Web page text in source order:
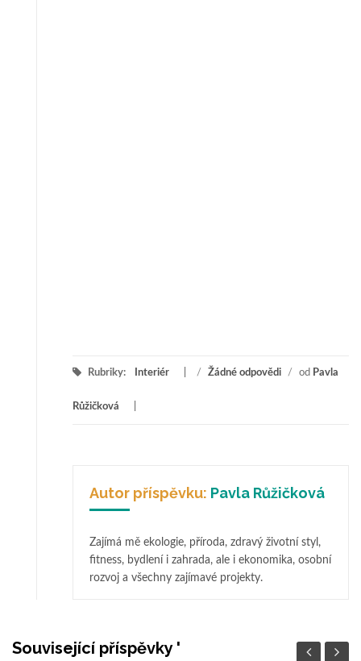
Rubriky: Interiér / Žádné odpovědi / od Pavla
Růžičková
Autor příspěvku: Pavla Růžičková
Zajímá mě ekologie, příroda, zdravý životní styl,
fitness, bydlení i zahrada, ale i ekonomika, osobní
rozvoj a všechny zajímavé projekty.
Související příspěvky '